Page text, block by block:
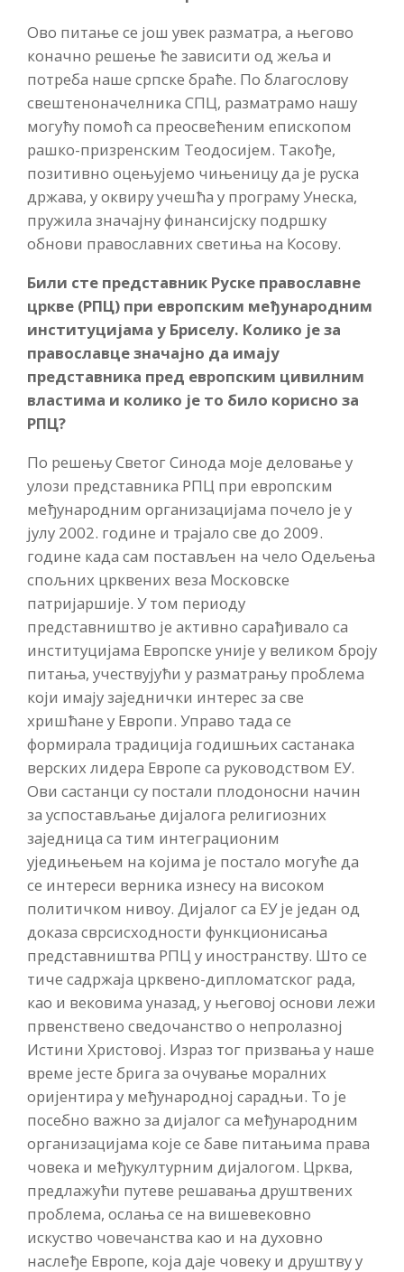
Ово питање се још увек разматра, а његово
коначно решење ће зависити од жеља и
потреба наше српске браће. По благослову
свештеноначелника СПЦ, разматрамо нашу
могућу помоћ са преосвећеним епископом
рашко-призренским Теодосијем. Такође,
позитивно оцењујемо чињеницу да је руска
држава, у оквиру учешћа у програму Унеска,
пружила значајну финансијску подршку
обнови православних светиња на Косову.
Били сте представник Руске православне
цркве (РПЦ) при европским међународним
институцијама у Бриселу. Колико је за
православце значајно да имају
представника пред европским цивилним
властима и колико је то било корисно за
РПЦ?
По решењу Светог Синода моје деловање у
улози представника РПЦ при европским
међународним организацијама почело је у
јулу 2002. године и трајало све до 2009.
године када сам постављен на чело Одељења
спољних црквених веза Московске
патријаршије. У том периоду
представништво је активно сарађивало са
институцијама Европске уније у великом броју
питања, учествујући у разматрању проблема
који имају заједнички интерес за све
хришћане у Европи. Управо тада се
формирала традиција годишњих састанака
верских лидера Европе са руководством ЕУ.
Ови састанци су постали плодоносни начин
за успостављање дијалога религиозних
заједница са тим интеграционим
уједињењем на којима је постало могуће да
се интереси верника изнесу на високом
политичком нивоу. Дијалог са ЕУ је један од
доказа сврсисходности функционисања
представништва РПЦ у иностранству. Што се
тиче садржаја црквено-дипломатског рада,
као и вековима уназад, у његовој основи лежи
првенствено сведочанство о непролазној
Истини Христовој. Израз тог призвања у наше
време јесте брига за очување моралних
оријентира у међународној сарадњи. То је
посебно важно за дијалог са међународним
организацијама које се баве питањима права
човека и међукултурним дијалогом. Црква,
предлажући путеве решавања друштвених
проблема, ослања се на вишевековно
искуство човечанства као и на духовно
наслеђе Европе, која даје човеку и друштву у